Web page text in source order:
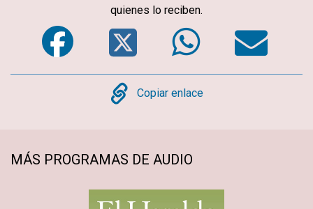
quienes lo reciben.
Facebook
Twitter
Copy
Copiar enlace
MÁS PROGRAMAS DE AUDIO